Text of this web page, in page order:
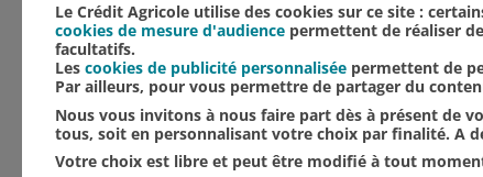
Le Crédit Agricole utilise des cookies sur ce site :
cookies de mesure d'audience permettent de réaliser
facultatifs.
Les cookies de publicité personnalisée permettent de
Par ailleurs, pour vous permettre de partager du
Nous vous invitons à nous faire part dès à présent de
tous, soit en personnalisant votre choix par finalité. A
Votre choix est libre et peut être modifié à tout